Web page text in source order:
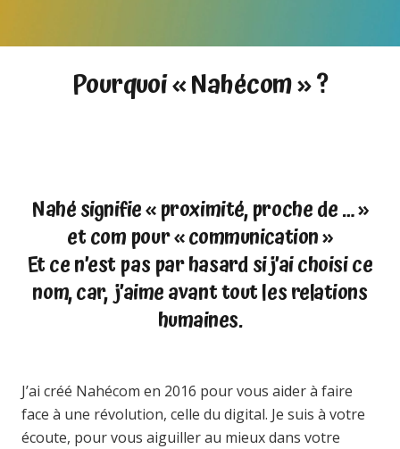
Pourquoi « Nahécom » ?
Nahé signifie « proximité, proche de … »
et com pour « communication »
Et ce n’est pas par hasard si j’ai choisi ce
nom, car, j’aime avant tout les relations
humaines.
J’ai créé Nahécom en 2016 pour vous aider à faire
face à une révolution, celle du digital. Je suis à votre
écoute, pour vous aiguiller au mieux dans votre